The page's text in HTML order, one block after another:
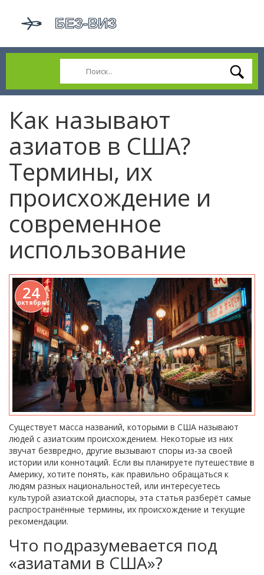
Как называют
азиатов в США?
Термины, их
происхождение и
современное
использование
24
октября
Существует масса названий, которыми в США называют
людей с азиатским происхождением. Некоторые из них
звучат безвредно, другие вызывают споры из‑за своей
истории или коннотаций. Если вы планируете путешествие в
Америку, хотите понять, как правильно обращаться к
людям разных национальностей, или интересуетесь
культурой азиатской диаспоры, эта статья разберёт самые
распространённые термины, их происхождение и текущие
рекомендации.
Что подразумевается под
«азиатами в США»?